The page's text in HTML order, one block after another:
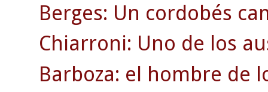
Berges: Un cordobés
Chiarroni: Uno de los
Barboza: el hombre de